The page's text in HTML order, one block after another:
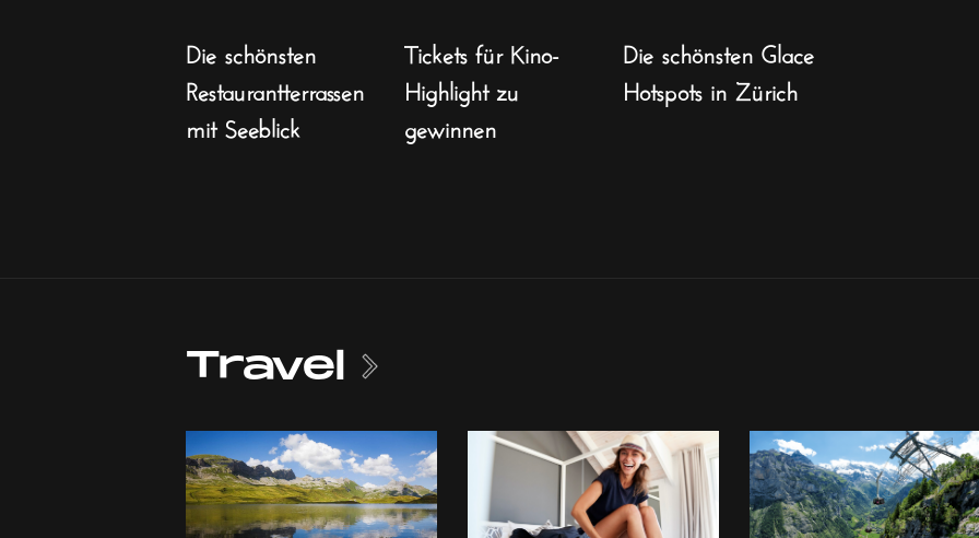
Die schönsten
Restaurantterrassen
mit Seeblick
Tickets für Kino-
Highlight zu
gewinnen
Die schönsten Glace
Hotspots in Zürich
Travel